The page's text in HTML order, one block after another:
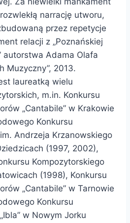
narrację utworu,
przez repetycje
relacji z „Poznańskiej
autorstwa Adama Olafa
Muzyczny”, 2013.
laureatką wielu
m.in. Konkursu
„Cantabile” w Krakowie
Konkursu
Andrzeja Krzanowskiego
(1997, 2002),
Kompozytorskiego
(1998), Konkursu
„Cantabile” w Tarnowie
Konkursu
w Nowym Jorku